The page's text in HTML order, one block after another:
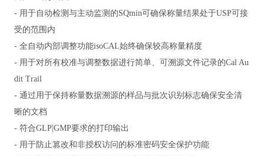
- 用于自动检测与主动监测的SQmin可确保称量结果处于USP可接
受的范围内
- 全自动内部调整功能isoCAL始终确保较高称量精度
- 用于对所有校准与调整数据进行简单、可溯源文件记录的Cal Au
dit Trail
- 通过用于保持称量数据溯源的样品与批次识别标志确保安全清
晰的文档
- 符合GLP|GMP要求的打印输出
- 用于防止篡改和非授权访问的标准密码安全保护功能